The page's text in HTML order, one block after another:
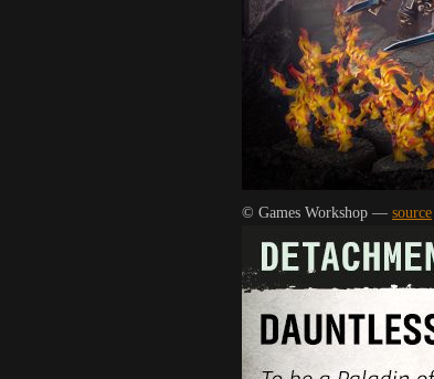
© Games Workshop — source